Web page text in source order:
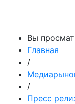
Вы
Главная
/
/
Пресс